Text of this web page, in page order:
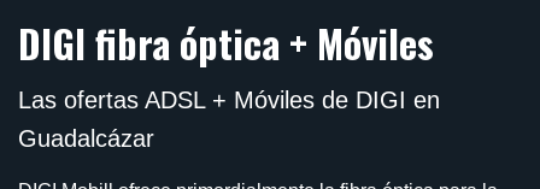
DIGI fibra óptica + Móviles
Las ofertas ADSL + Móviles de DIGI en
Guadalcázar